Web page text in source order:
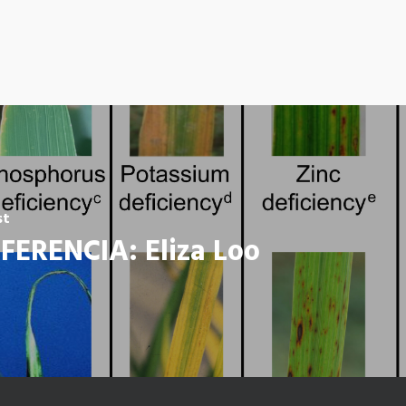
Eliza Loo